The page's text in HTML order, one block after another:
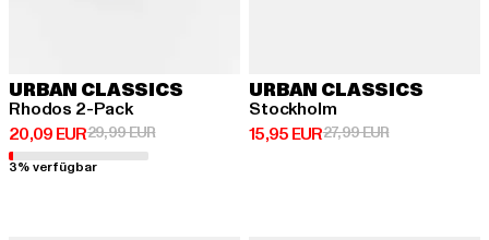
URBAN CLASSICS
Rhodos 2-Pack
20,09 EUR
Derzeitiger Preis: 20,09 EUR
29,99 EURAktionspreis: 29,99 EUR
3% verfügbar
URBAN CLASSICS
Stockholm
15,95 EUR
Derzeitiger Preis: 15,95 EUR
27,99 EURAktionspreis: